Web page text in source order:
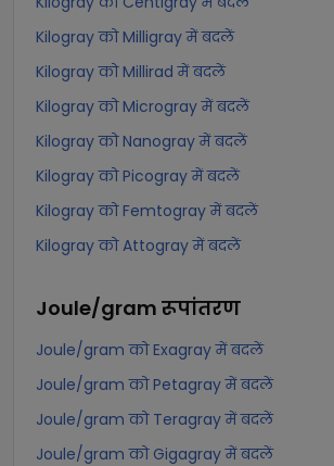
Kilogray को Milligray में बदलें
Kilogray को Millirad में बदलें
Kilogray को Microgray में बदलें
Kilogray को Nanogray में बदलें
Kilogray को Picogray में बदलें
Kilogray को Femtogray में बदलें
Kilogray को Attogray में बदलें
Joule/gram रूपांतरण
Joule/gram को Exagray में बदलें
Joule/gram को Petagray में बदलें
Joule/gram को Teragray में बदलें
Joule/gram को Gigagray में बदलें